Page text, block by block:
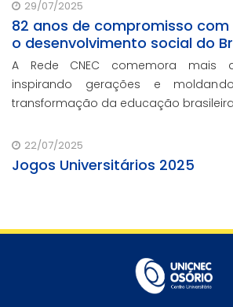
29/07/2025
82 anos de compromisso
o desenvolvimento social do
A Rede CNEC comemora mais
inspirando gerações e
transformação da educação
22/07/2025
Jogos Universitários 2025